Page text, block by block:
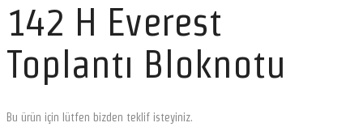
142 H Everest
Toplantı Bloknotu
Bu ürün için lütfen bizden teklif isteyiniz.